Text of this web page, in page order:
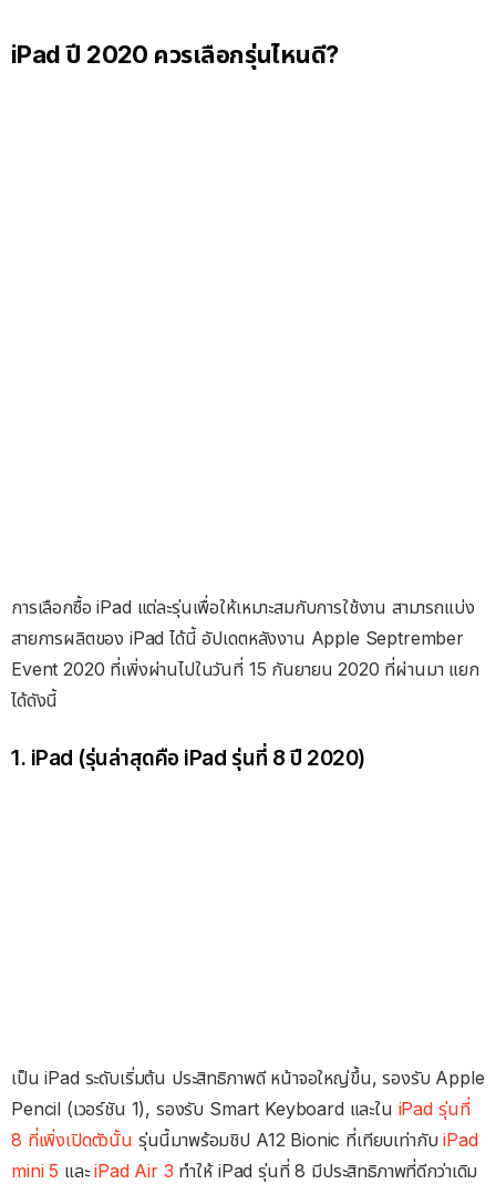
iPad ปี 2020 ควรเลือกรุ่นไหนดี?
การเลือกซื้อ iPad แต่ละรุ่นเพื่อให้เหมาะสมกับการใช้งาน สามารถแบ่ง
สายการผลิตของ iPad ได้นี้ อัปเดตหลังงาน Apple Septrember
Event 2020 ที่เพิ่งผ่านไปในวันที่ 15 กันยายน 2020 ที่ผ่านมา แยก
ได้ดังนี้
1. iPad (รุ่นล่าสุดคือ iPad รุ่นที่ 8 ปี 2020)
เป็น iPad ระดับเริ่มต้น ประสิทธิภาพดี หน้าจอใหญ่ขึ้น, รองรับ Apple
Pencil (เวอร์ชัน 1), รองรับ Smart Keyboard และใน iPad รุ่นที่
8 ที่เพิ่งเปิดตัวนั้น รุ่นนี้มาพร้อมชิป A12 Bionic ที่เทียบเท่ากับiPad
mini 5 และiPad Air 3 ทำให้ iPad รุ่นที่ 8 มีประสิทธิภาพที่ดีกว่าเดิม